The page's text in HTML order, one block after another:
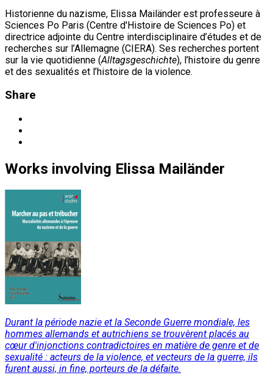
Historienne du nazisme, Elissa Mailänder est professeure à
Sciences Po Paris (Centre d'Histoire de Sciences Po) et
directrice adjointe du Centre interdisciplinaire d’études et de
recherches sur l’Allemagne (CIERA). Ses recherches portent
sur la vie quotidienne (Alltagsgeschichte), l’histoire du genre
et des sexualités et l’histoire de la violence.
Share
Works involving Elissa Mailänder
Durant la période nazie et la Seconde Guerre mondiale, les
hommes allemands et autrichiens se trouvèrent placés au
cœur d'injonctions contradictoires en matière de genre et de
sexualité : acteurs de la violence, et vecteurs de la guerre, ils
furent aussi, in fine, porteurs de la défaite.